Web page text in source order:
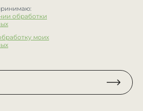
обработки
моих